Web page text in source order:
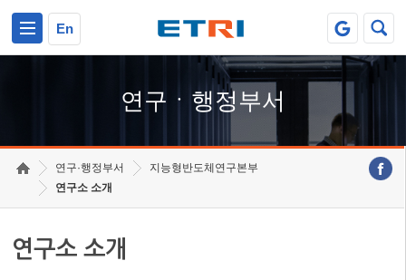
En
연구ㆍ행정부서
연구·행정부서
지능형반도체연구본부
연구소 소개
연구소 소개